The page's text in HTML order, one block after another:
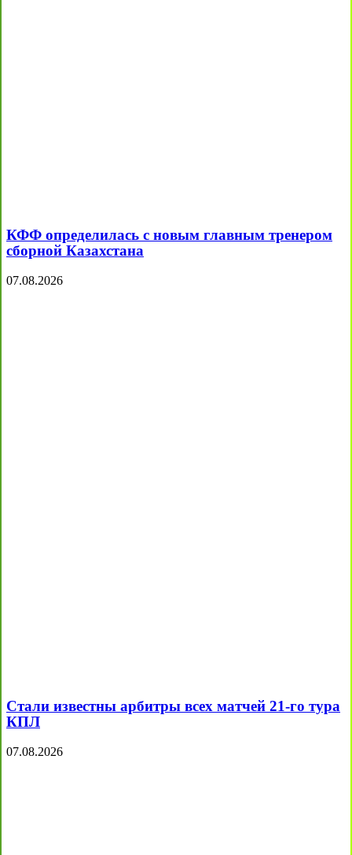
КФФ определилась с новым главным тренером
сборной Казахстана
07.08.2026
Стали известны арбитры всех матчей 21-го тура
КПЛ
07.08.2026